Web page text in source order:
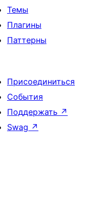
Темы
Плагины
Паттерны
Присоединиться
События
Поддержать ↗
Swag ↗